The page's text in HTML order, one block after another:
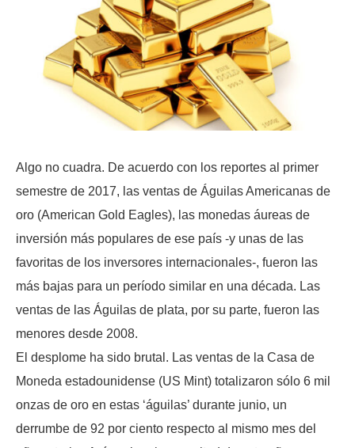
Algo no cuadra. De acuerdo con los reportes al primer
semestre de 2017, las ventas de Águilas Americanas de
oro (American Gold Eagles), las monedas áureas de
inversión más populares de ese país -y unas de las
favoritas de los inversores internacionales-, fueron las
más bajas para un período similar en una década. Las
ventas de las Águilas de plata, por su parte, fueron las
menores desde 2008.
El desplome ha sido brutal. Las ventas de la Casa de
Moneda estadounidense (US Mint) totalizaron sólo 6 mil
onzas de oro en estas ‘águilas’ durante junio, un
derrumbe de 92 por ciento respecto al mismo mes del